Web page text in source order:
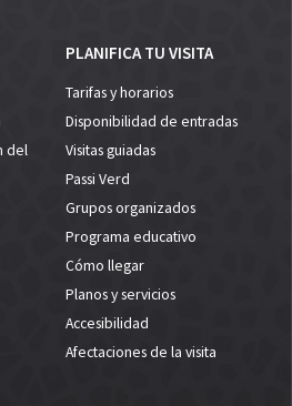
del
PLANIFICA TU VISITA
Tarifas y horarios
Disponibilidad de entradas
Visitas guiadas
Passi Verd
Grupos organizados
Programa educativo
Cómo llegar
Planos y servicios
Accesibilidad
Afectaciones de la visita